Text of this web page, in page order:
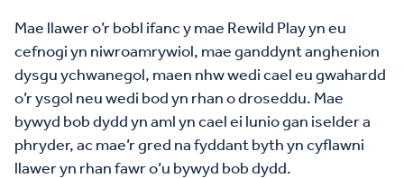
Mae llawer o’r bobl ifanc y mae Rewild Play yn eu
cefnogi yn niwroamrywiol, mae ganddynt anghenion
dysgu ychwanegol, maen nhw wedi cael eu gwahardd
o’r ysgol neu wedi bod yn rhan o droseddu. Mae
bywyd bob dydd yn aml yn cael ei lunio gan iselder a
phryder, ac mae’r gred na fyddant byth yn cyflawni
llawer yn rhan fawr o’u bywyd bob dydd.